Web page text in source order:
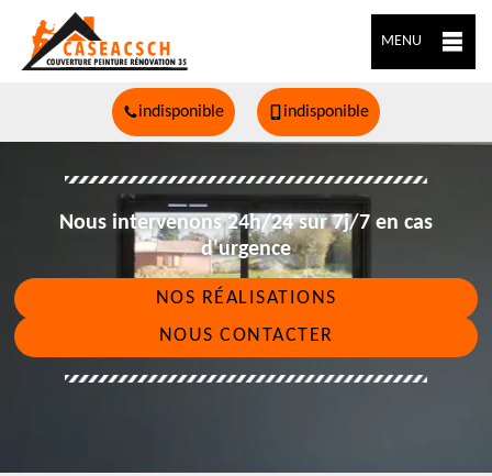
MENU
indisponible indisponible
Nous intervenons 24h/24 sur 7j/7 en cas
d'urgence
NOS RÉALISATIONS
NOUS CONTACTER